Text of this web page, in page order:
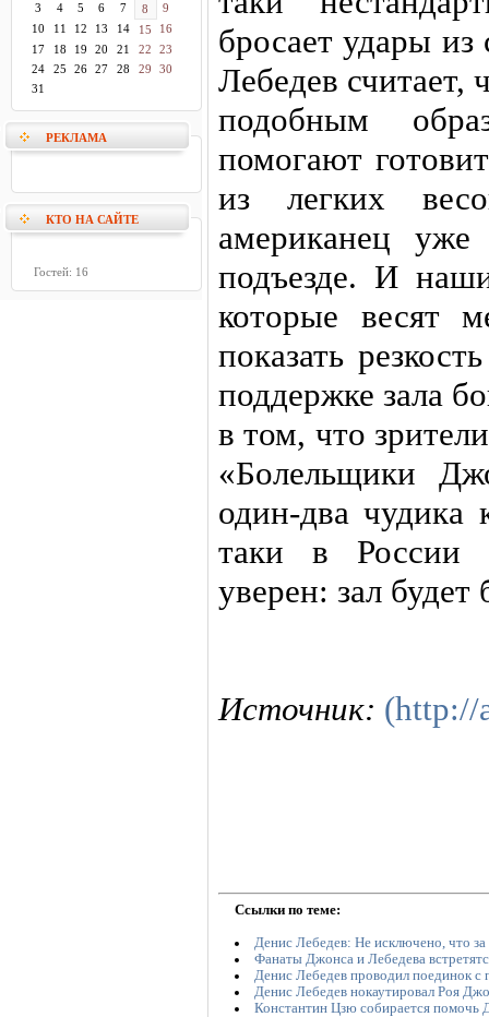
3
4 5 6 7 8
9
10
11 12 13 14 15
16
17
18 19 20 21 22
23
24
25 26 27 28 29
30
31
РЕКЛАМА
КТО НА САЙТЕ
Гостей: 16
бросает удары
Лебедев считает,
подобным
помогают
из легких
американец
подъезде. И
которые весят
показать
поддержке зала
в том, что
«Болельщики
один-два
таки в России
уверен: зал будет
Источник: (http://
Ссылки по теме:
Денис Лебедев: Не исключено, что за
Фанаты Джонса и Лебедева
Денис Лебедев проводил поединок с
Денис Лебедев нокаутировал Роя
Константин Цзю собирается помочь